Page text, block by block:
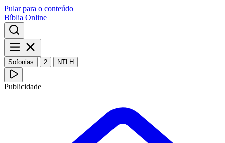
Pular para o conteúdo
Bíblia Online
Sofonias 2 NTLH
Publicidade